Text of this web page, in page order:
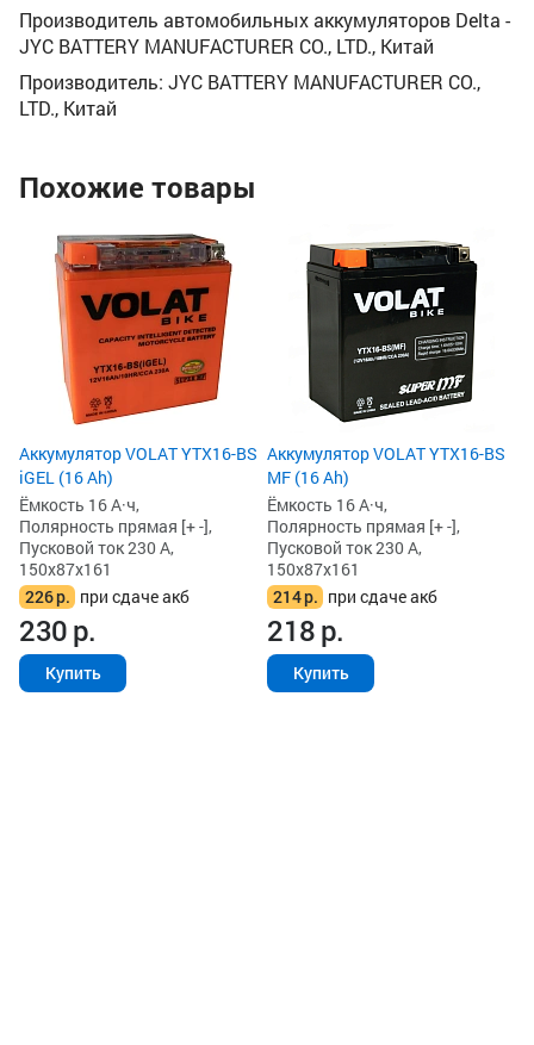
Производитель автомобильных аккумуляторов Delta -
JYC BATTERY MANUFACTURER CO., LTD., Китай
Производитель: JYC BATTERY MANUFACTURER CO.,
LTD., Китай
Похожие товары
Аккумулятор VOLAT YTX16-BS
iGEL (16 Ah)
Ёмкость 16 А·ч,
Полярность прямая [+ -],
Пусковой ток 230 А,
150x87x161
226р. при сдаче акб
230р.
Купить
Аккумулятор VOLAT YTX16-BS
MF (16 Ah)
Ёмкость 16 А·ч,
Полярность прямая [+ -],
Пусковой ток 230 А,
150x87x161
214р. при сдаче акб
218р.
Купить